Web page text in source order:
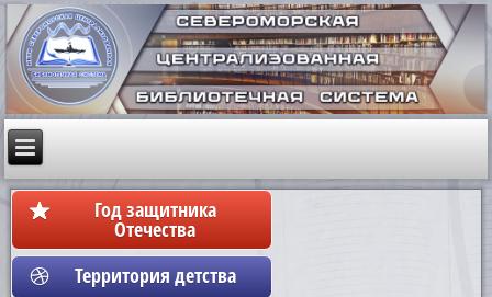
Год защитника
Отечества
Территория детства